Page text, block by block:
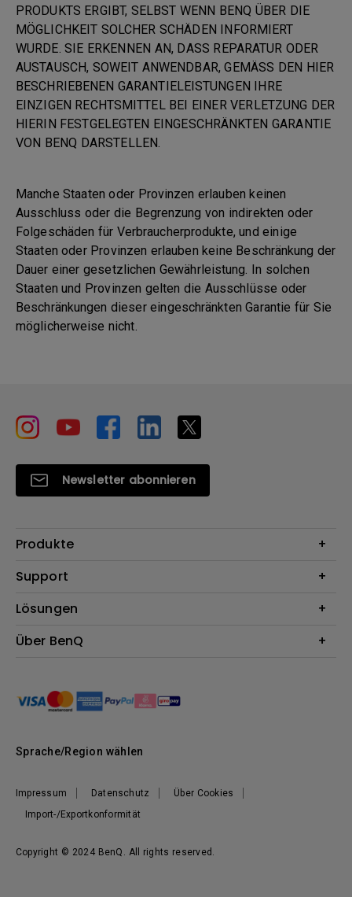
PRODUKTS ERGIBT, SELBST WENN BENQ ÜBER DIE
MÖGLICHKEIT SOLCHER SCHÄDEN INFORMIERT
WURDE. SIE ERKENNEN AN, DASS REPARATUR ODER
AUSTAUSCH, SOWEIT ANWENDBAR, GEMÄSS DEN HIER
BESCHRIEBENEN GARANTIELEISTUNGEN IHRE
EINZIGEN RECHTSMITTEL BEI EINER VERLETZUNG DER
HIERIN FESTGELEGTEN EINGESCHRÄNKTEN GARANTIE
VON BENQ DARSTELLEN.
Manche Staaten oder Provinzen erlauben keinen
Ausschluss oder die Begrenzung von indirekten oder
Folgeschäden für Verbraucherprodukte, und einige
Staaten oder Provinzen erlauben keine Beschränkung der
Dauer einer gesetzlichen Gewährleistung. In solchen
Staaten und Provinzen gelten die Ausschlüsse oder
Beschränkungen dieser eingeschränkten Garantie für Sie
möglicherweise nicht.
Newsletter abonnieren
Produkte
Beamer
Lampen
Webcams
Support
Kontakt
Reparaturservice
BenQ Blog
Lösungen
Für Unternehmen
Über BenQ
Nachhaltigkeit
News
Copyright © 2024 BenQ. All rights reserved.
Impressum Datenschutz
Über Cookies
Import-/Exportkonformität
Sprache/Region wählen